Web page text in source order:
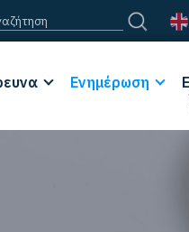
Ενημέρωση